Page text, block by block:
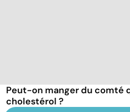
Peut-on manger du comté
cholestérol ?